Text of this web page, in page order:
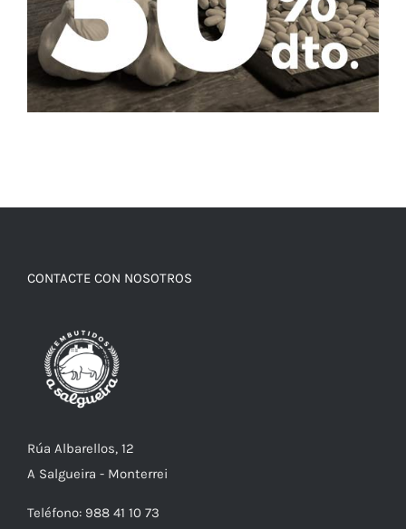
CONTACTE CON NOSOTROS
Rúa Albarellos, 12
A Salgueira - Monterrei
Teléfono: 988 41 10 73